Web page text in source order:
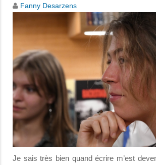
Fanny Desarzens
Je sais très bien quand écrire m’est